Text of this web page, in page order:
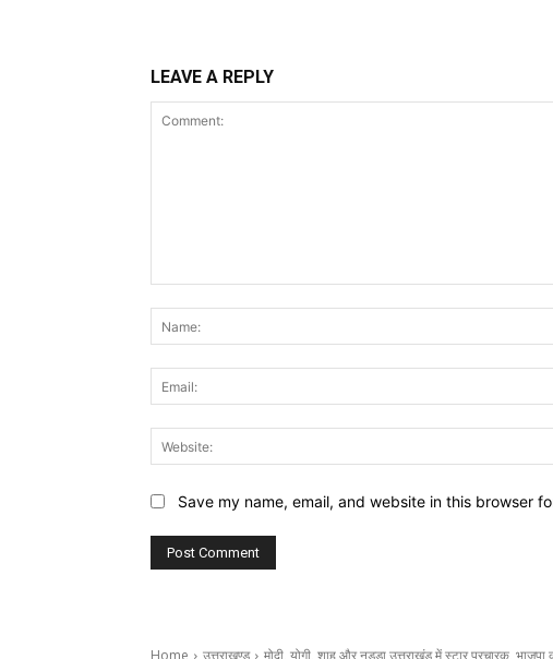
LEAVE A REPLY
Save my name, email, and website in this browser